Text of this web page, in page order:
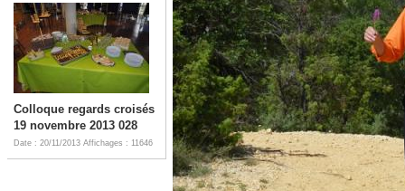
Colloque regards croisés
19 novembre 2013 028
Date : 20/11/2013 Affichages : 11646